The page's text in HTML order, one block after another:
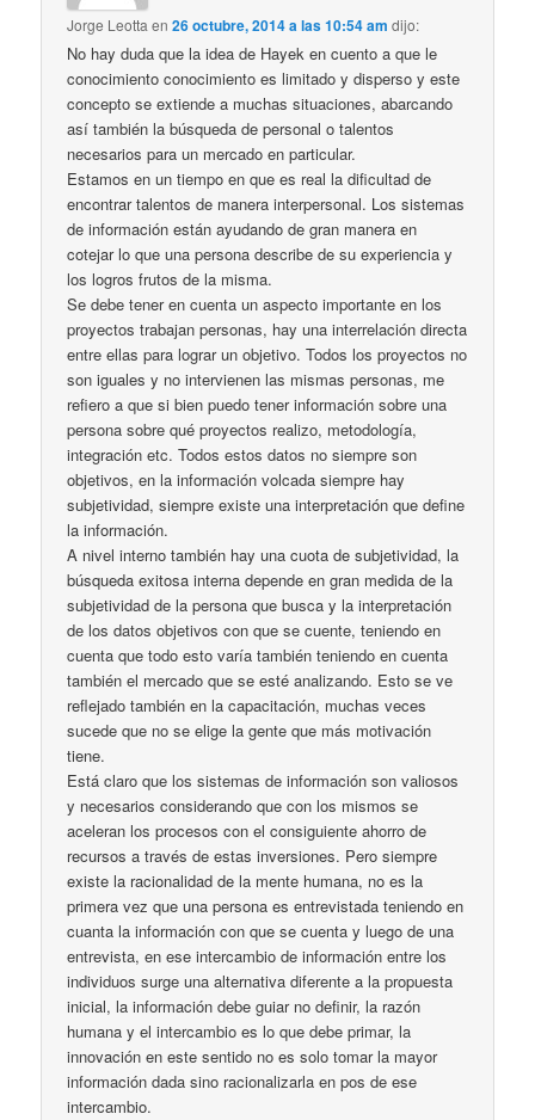
Jorge Leotta en26 octubre, 2014 a las 10:54 am dijo:
No hay duda que la idea de Hayek en cuento a que le
conocimiento conocimiento es limitado y disperso y este
concepto se extiende a muchas situaciones, abarcando
así también la búsqueda de personal o talentos
necesarios para un mercado en particular.
Estamos en un tiempo en que es real la dificultad de
encontrar talentos de manera interpersonal. Los sistemas
de información están ayudando de gran manera en
cotejar lo que una persona describe de su experiencia y
los logros frutos de la misma.
Se debe tener en cuenta un aspecto importante en los
proyectos trabajan personas, hay una interrelación directa
entre ellas para lograr un objetivo. Todos los proyectos no
son iguales y no intervienen las mismas personas, me
refiero a que si bien puedo tener información sobre una
persona sobre qué proyectos realizo, metodología,
integración etc. Todos estos datos no siempre son
objetivos, en la información volcada siempre hay
subjetividad, siempre existe una interpretación que define
la información.
A nivel interno también hay una cuota de subjetividad, la
búsqueda exitosa interna depende en gran medida de la
subjetividad de la persona que busca y la interpretación
de los datos objetivos con que se cuente, teniendo en
cuenta que todo esto varía también teniendo en cuenta
también el mercado que se esté analizando. Esto se ve
reflejado también en la capacitación, muchas veces
sucede que no se elige la gente que más motivación
tiene.
Está claro que los sistemas de información son valiosos
y necesarios considerando que con los mismos se
aceleran los procesos con el consiguiente ahorro de
recursos a través de estas inversiones. Pero siempre
existe la racionalidad de la mente humana, no es la
primera vez que una persona es entrevistada teniendo en
cuanta la información con que se cuenta y luego de una
entrevista, en ese intercambio de información entre los
individuos surge una alternativa diferente a la propuesta
inicial, la información debe guiar no definir, la razón
humana y el intercambio es lo que debe primar, la
innovación en este sentido no es solo tomar la mayor
información dada sino racionalizarla en pos de ese
intercambio.